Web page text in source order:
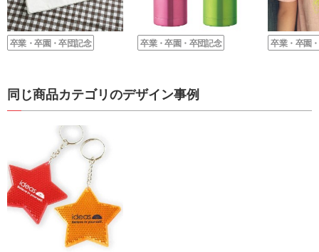
卒業・卒園・卒団記念 卒業・卒園・卒団記念 卒業・卒園
同じ商品カテゴリのデザイン事例